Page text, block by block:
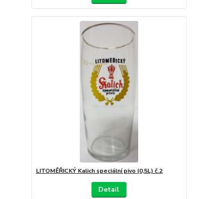
LITOMĚŘICKÝ Kalich speciální pivo (0,5L) č.2
Detail